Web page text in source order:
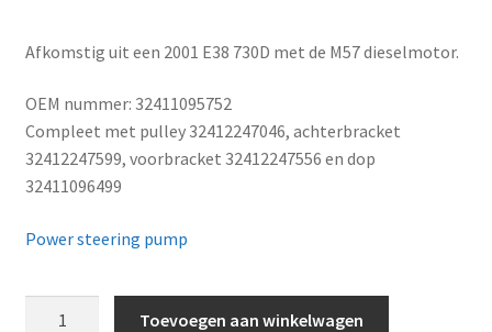
Afkomstig uit een 2001 E38 730D met de M57 dieselmotor.
OEM nummer: 32411095752
Compleet met pulley 32412247046, achterbracket
32412247599, voorbracket 32412247556 en dop
32411096499
Power steering pump
Toevoegen aan winkelwagen